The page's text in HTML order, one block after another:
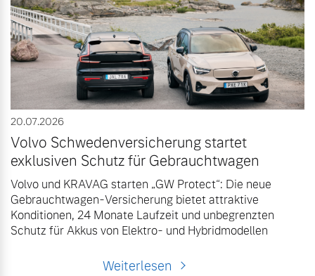
Mild-Hybrid
4 Modelle
Geschäftskunden
Editionsmodelle
Konnektivität
Geschäftskunden
Volvo Gebrauchtwagenbörse
Gebrauchtwagen
Volvo kauft Ihr Auto
Aktuelle Zubehörangebote
Zubehörkatalog
Unser Team
Kontakt und Anfahrt
Kooperationspartner
Unsere News & Events
20.07.2026
Volvo Schwedenversicherung startet
exklusiven Schutz für Gebrauchtwagen
Volvo und KRAVAG starten „GW Protect“: Die neue
Gebrauchtwagen-Versicherung bietet attraktive
Konditionen, 24 Monate Laufzeit und unbegrenzten
Schutz für Akkus von Elektro- und Hybridmodellen
Weiterlesen